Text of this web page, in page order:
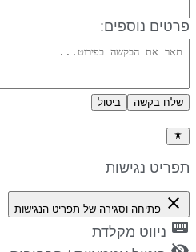
נוספים:
שלח בקשה ביטול
נגישות
close פתיחה וסגירה של תפריט הנגישות
ניווט מקלדת